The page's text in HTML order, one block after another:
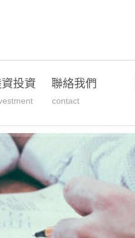
資投資 聯絡我們
contact